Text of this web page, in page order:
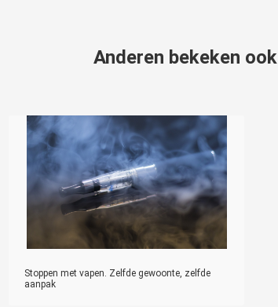
Anderen bekeken ook
Stoppen met vapen. Zelfde gewoonte, zelfde
aanpak